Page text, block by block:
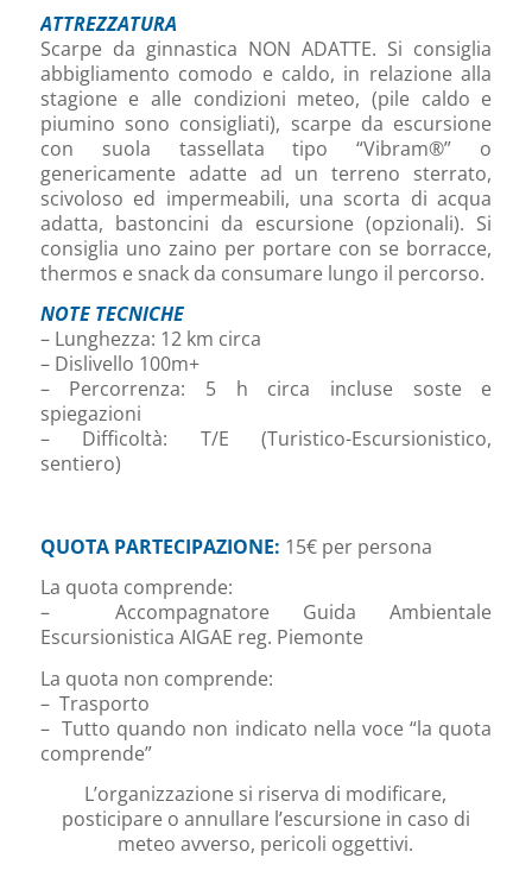
ATTREZZATURA
Scarpe da ginnastica NON ADATTE. Si consiglia
abbigliamento comodo e caldo, in relazione alla
stagione e alle condizioni meteo, (pile caldo e
piumino sono consigliati), scarpe da escursione
con suola tassellata tipo “Vibram®” o
genericamente adatte ad un terreno sterrato,
scivoloso ed impermeabili, una scorta di acqua
adatta, bastoncini da escursione (opzionali). Si
consiglia uno zaino per portare con se borracce,
thermos e snack da consumare lungo il percorso.
NOTE TECNICHE
– Lunghezza: 12 km circa
– Dislivello 100m+
– Percorrenza: 5 h circa incluse soste e
spiegazioni
– Difficoltà: T/E (Turistico-Escursionistico,
sentiero)
QUOTA PARTECIPAZIONE: 15€ per persona
La quota comprende:
– Accompagnatore Guida Ambientale
Escursionistica AIGAE reg. Piemonte
La quota non comprende:
– Trasporto
– Tutto quando non indicato nella voce “la quota
comprende”
L’organizzazione si riserva di modificare,
posticipare o annullare l’escursione in caso di
meteo avverso, pericoli oggettivi.